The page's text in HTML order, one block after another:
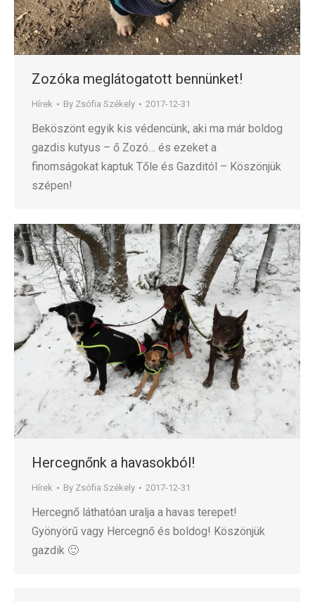
Zozóka meglátogatott bennünket!
Hírek By Zsófia Székely 2017-12-31
Beköszönt egyik kis védencünk, aki ma már boldog
gazdis kutyus – ő Zozó… és ezeket a
finomságokat kaptuk Tőle és Gazditól – Köszönjük
szépen!
Hercegnőnk a havasokból!
Hírek By Zsófia Székely 2017-12-31
Hercegnő láthatóan uralja a havas terepet!
Gyönyörű vagy Hercegnő és boldog! Köszönjük
gazdik 🙂